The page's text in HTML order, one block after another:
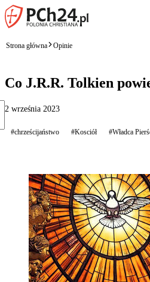
Strona główna Opinie
Co J.R.R. Tolkien
2 września 2023
#chrześcijaństwo #Kosciół #Władca